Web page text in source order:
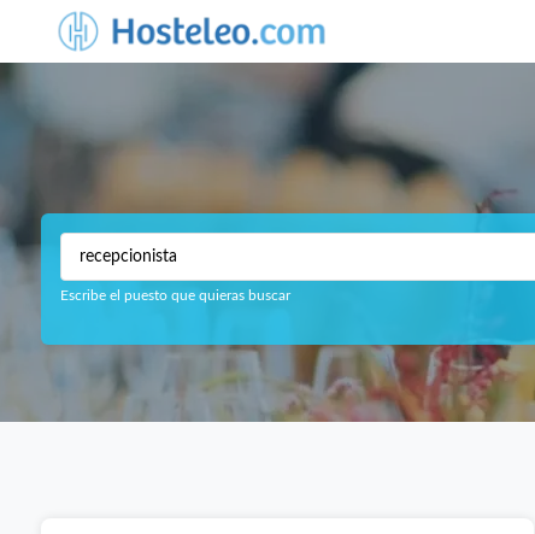
Escribe el puesto que quieras buscar